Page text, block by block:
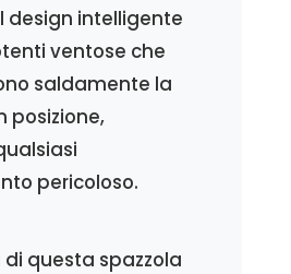
design intelligente
ventose che
saldamente la
posizione,
pericoloso.
questa spazzola